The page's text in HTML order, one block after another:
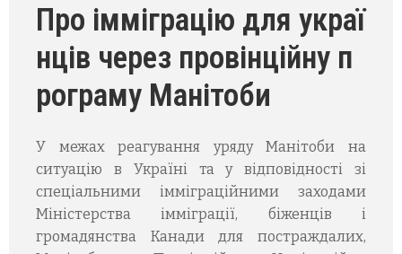
Про імміграцію для украї
нців через провінційну п
рограму Манітоби
У межах реагування уряду Манітоби на
ситуацію в Україні та у відповідності зі
спеціальними імміграційними заходами
Міністерства імміграції, біженців і
громадянства Канади для постраждалих,